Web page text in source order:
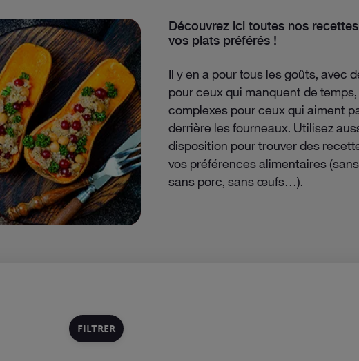
PLAT COMPLET
45’
VOIR LA RECETTE
Découvrez ici toutes nos
vos plats préférés !
Il y en a pour tous les goûts, avec
pour ceux qui manquent de
complexes pour ceux qui aiment
derrière les fourneaux. Utilisez
disposition pour trouver des
vos préférences alimentaires
sans porc, sans œufs…).
FILTRER